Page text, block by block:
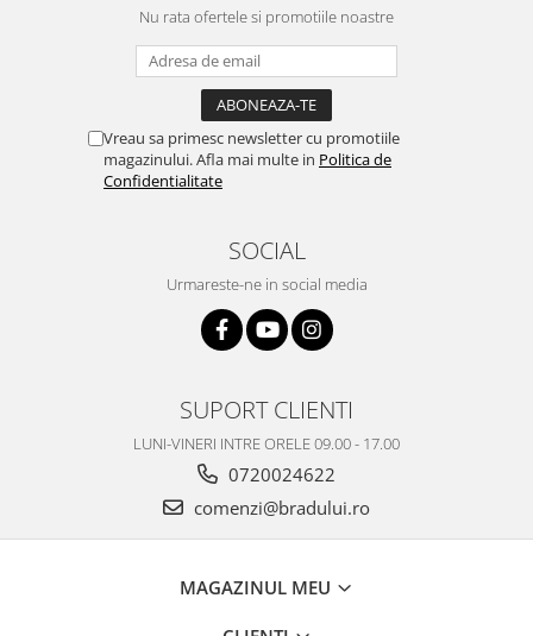
Touchscreen Huawei
Nu rata ofertele si promotiile noastre
Vreau sa primesc newsletter cu promotiile
magazinului. Afla mai multe in Politica de
Confidentialitate
SOCIAL
Urmareste-ne in social media
SUPORT CLIENTI
LUNI-VINERI INTRE ORELE 09.00 - 17.00
0720024622
comenzi@bradului.ro
MAGAZINUL MEU